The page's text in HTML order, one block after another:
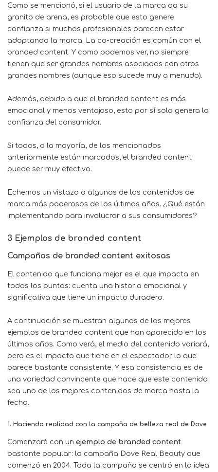
Como se mencionó, si el usuario de la marca da su
granito de arena, es probable que esto genere
confianza si muchos profesionales parecen estar
adoptando la marca. La co-creación es común con el
branded content. Y como podemos ver, no siempre
tienen que ser grandes nombres asociados con otros
grandes nombres (aunque eso sucede muy a menudo).
Además, debido a que el branded content es más
emocional y menos ventajoso, esto por sí solo genera la
confianza del consumidor.
Si todos, o la mayoría, de los mencionados
anteriormente están marcados, el branded content
puede ser muy efectivo.
Echemos un vistazo a algunos de los contenidos de
marca más poderosos de los últimos años. ¿Qué están
implementando para involucrar a sus consumidores?
3 Ejemplos de branded content
Campañas de branded content exitosas
El contenido que funciona mejor es el que impacta en
todos los puntos: cuenta una historia emocional y
significativa que tiene un impacto duradero.
A continuación se muestran algunos de los mejores
ejemplos de branded content que han aparecido en los
últimos años. Como verá, el medio del contenido variará,
pero es el impacto que tiene en el espectador lo que
parece bastante consistente. Y esa consistencia es de
una variedad convincente que hace que este contenido
sea uno de los mejores contenidos de marca hasta la
fecha.
1. Haciendo realidad con la campaña de belleza real de Dove
Comenzaré con un ejemplo de branded content
bastante popular: la campaña Dove Real Beauty que
comenzó en 2004. Toda la campaña se centró en la idea